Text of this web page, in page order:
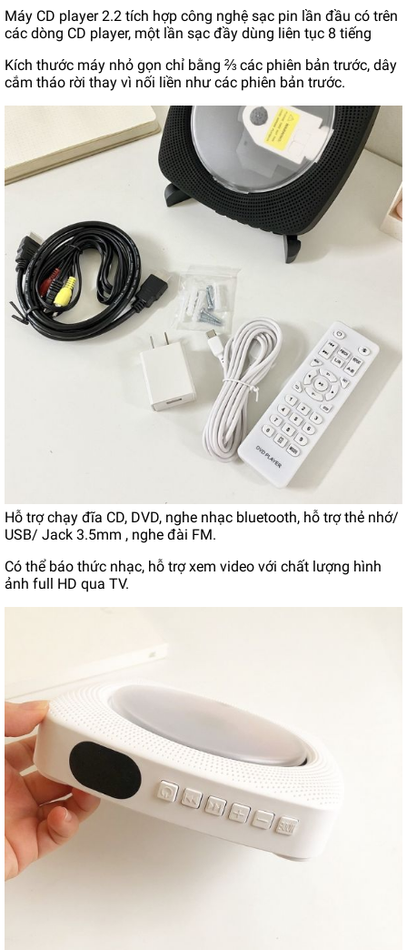
Máy CD player 2.2 tích hợp công nghệ sạc pin lần đầu có trên
các dòng CD player, một lần sạc đầy dùng liên tục 8 tiếng
Kích thước máy nhỏ gọn chỉ bằng ⅔ các phiên bản trước, dây
cắm tháo rời thay vì nối liền như các phiên bản trước.
Hỗ trợ chạy đĩa CD, DVD, nghe nhạc bluetooth, hỗ trợ thẻ nhớ/
USB/ Jack 3.5mm , nghe đài FM.
Có thể báo thức nhạc, hỗ trợ xem video với chất lượng hình
ảnh full HD qua TV.